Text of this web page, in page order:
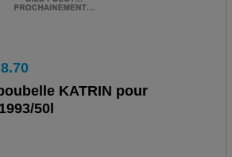
8.70
KATRIN pour
50l